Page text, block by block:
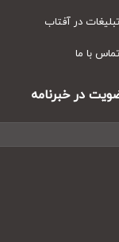
در آفتاب
با ما
در خبرنامه